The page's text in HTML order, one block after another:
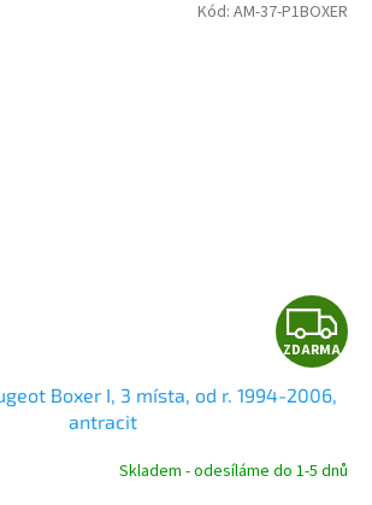
Z
D
R
ZDARMA
Boxer I, 3 místa, od r. 1994-2006,
antracit
Skladem - odesíláme do 1-5 dnů
Kód: AM-37-P1BOXER